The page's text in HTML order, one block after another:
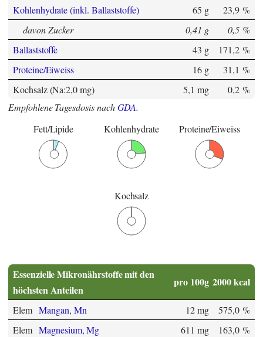
Kohlenhydrate (inkl. Ballaststoffe)
65 g
23,9 %
davon Zucker
0,41 g
0,5 %
Ballaststoffe
43 g
171,2 %
Proteine/Eiweiss
16 g
31,1 %
Kochsalz (Na:2,0 mg)
5,1 mg
0,2 %
Empfohlene Tagesdosis nachGDA.
Fett/Lipide
Kohlenhydrate Proteine/Eiweiss
Kochsalz
Essenzielle Mikronährstoffe mit den
höchsten Anteilen
pro 100g 2000 kcal
Elem Mangan, Mn 12 mg
575,0 %
Elem Magnesium, Mg 611 mg
163,0 %